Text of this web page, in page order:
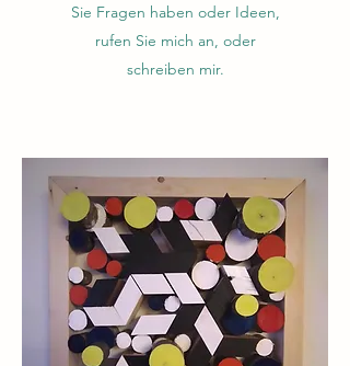
Sie Fragen haben oder Ideen,
rufen Sie mich an, oder
schreiben mir.